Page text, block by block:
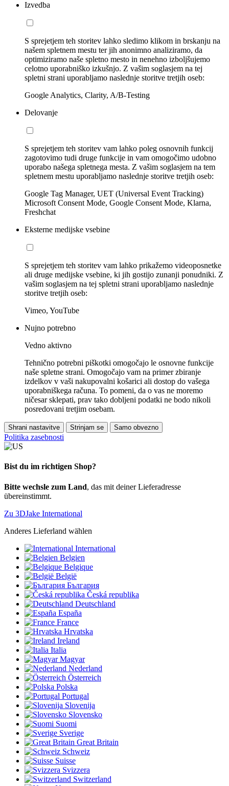
Izvedba
S sprejetjem teh storitev lahko sledimo klikom in brskanju na
našem spletnem mestu ter jih anonimno analiziramo, da
optimiziramo naše spletno mesto in nenehno izboljšujemo
celotno uporabniško izkušnjo. Z vašim soglasjem na tej
spletni strani uporabljamo naslednje storitve tretjih oseb:
Google Analytics, Clarity, A/B-Testing
Delovanje
S sprejetjem teh storitev vam lahko poleg osnovnih funkcij
zagotovimo tudi druge funkcije in vam omogočimo udobno
uporabo našega spletnega mesta. Z vašim soglasjem na tem
spletnem mestu uporabljamo naslednje storitve tretjih oseb:
Google Tag Manager, UET (Universal Event Tracking)
Microsoft Consent Mode, Google Consent Mode, Klarna,
Freshchat
Eksterne medijske vsebine
S sprejetjem teh storitev vam lahko prikažemo videoposnetke
ali druge medijske vsebine, ki jih gostijo zunanji ponudniki. Z
vašim soglasjem na tej spletni strani uporabljamo naslednje
storitve tretjih oseb:
Vimeo, YouTube
Nujno potrebno
Vedno aktivno
Tehnično potrebni piškotki omogočajo le osnovne funkcije
naše spletne strani. Omogočajo vam na primer zbiranje
izdelkov v vaši nakupovalni košarici ali dostop do vašega
uporabniškega računa. To pomeni, da o vas ne moremo
ničesar sklepati, prav tako dobljeni podatki ne bodo nikoli
posredovani tretjim osebam.
Shrani nastavitve Strinjam se Samo obvezno
Politika zasebnosti
Bist du im richtigen Shop?
Bitte wechsle zum Land, das mit deiner Lieferadresse
übereinstimmt.
Zu 3DJake International
Anderes Lieferland wählen
International
Belgien
Belgique
België
България
Česká republika
Deutschland
España
France
Hrvatska
Ireland
Italia
Magyar
Nederland
Österreich
Polska
Portugal
Slovenija
Slovensko
Suomi
Sverige
Great Britain
Schweiz
Suisse
Svizzera
Switzerland